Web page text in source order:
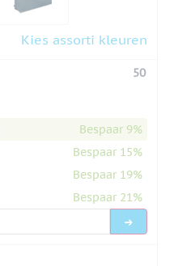
Kies assorti kleuren
50
Bespaar 9%
Bespaar 15%
Bespaar 19%
Bespaar 21%